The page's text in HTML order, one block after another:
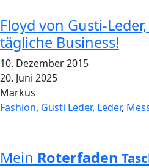
Floyd von Gusti-
tägliche Business!
10. Dezember 2015
20. Juni 2025
Markus
Fashion, Gusti Leder, Leder,
Mein Roterfaden